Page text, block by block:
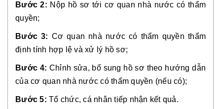
Bước 2: Nộp hồ sơ tới cơ quan nhà nước có thẩm
quyền;
Bước 3: Cơ quan nhà nước có thẩm quyền thẩm
định tính hợp lệ và xử lý hồ sơ;
Bước 4: Chỉnh sửa, bổ sung hồ sơ theo hướng dẫn
của cơ quan nhà nước có thẩm quyền (nếu có);
Bước 5: Tổ chức, cá nhân tiếp nhận kết quả.